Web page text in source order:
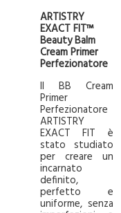
ARTISTRY
EXACT FIT™
Beauty Balm
Cream Primer
Perfezionatore
Il BB Cream
Primer
Perfezionatore
ARTISTRY
EXACT FIT è
stato studiato
per creare un
incarnato
definito,
perfetto e
uniforme, senza